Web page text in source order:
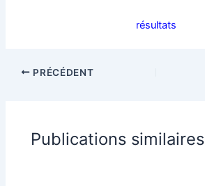
résultats
PRÉCÉDENT
Publications similaires